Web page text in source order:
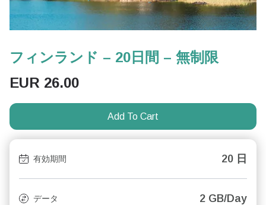
フィンランド – 20日間 – 無制限
EUR 26.00
Add To Cart
有効期間 20 日
データ 2 GB/Day